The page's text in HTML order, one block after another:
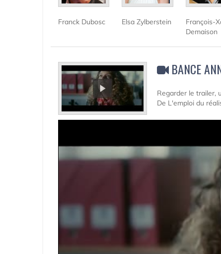
Franck Dubosc Elsa Zylberstein
François-
Demaison
BANCE
Regarder le trailer,
De L'emploi du